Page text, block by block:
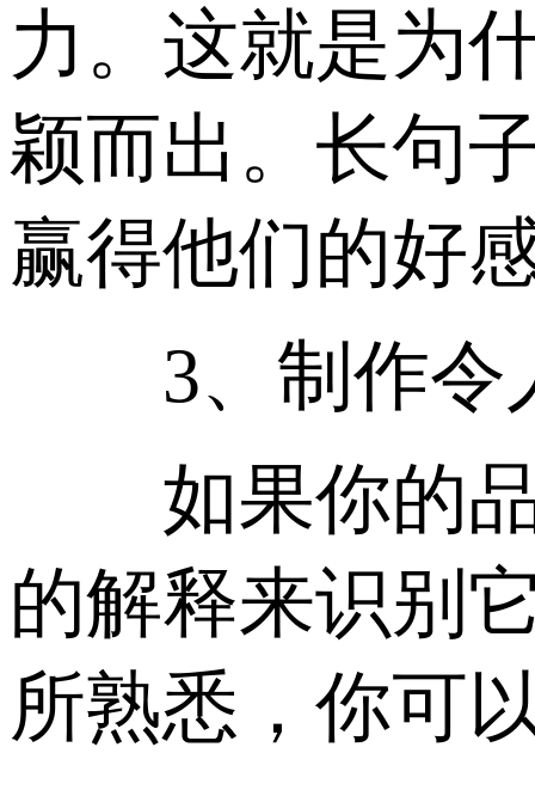
力。这就是为
颖而出。长句
赢得他们的好
3、制作令
如果你的品
的解释来识别
所熟悉，你可